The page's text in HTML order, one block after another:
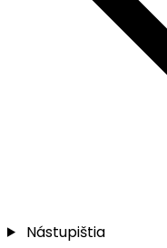
Nástupištia